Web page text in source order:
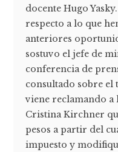
docente Hugo
respecto a lo que
anteriores
sostuvo el jefe de
conferencia de
consultado sobre
viene reclamando
Cristina Kirchner
pesos a partir del
impuesto y